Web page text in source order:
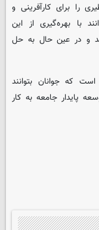
را برای کارآفرینی و
با بهره‌گیری از این
و در عین حال به حل
که جوانان بتوانند
پایدار جامعه به کار